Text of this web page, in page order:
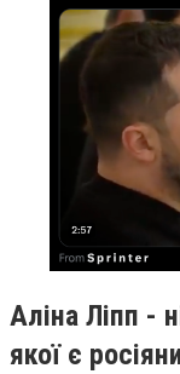
Аліна Ліпп -
якої є